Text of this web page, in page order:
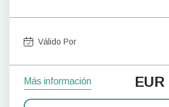
Válido Por
Más información EUR